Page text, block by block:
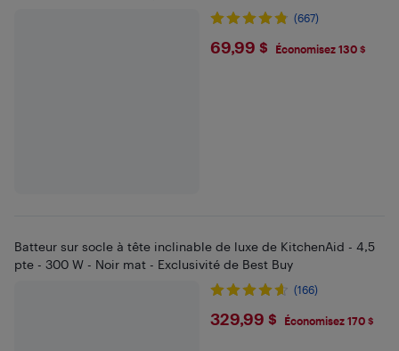
(667)
$69.99
69,99 $ Économisez 130 $
Batteur sur socle à tête inclinable de luxe de KitchenAid - 4,5
pte - 300 W - Noir mat - Exclusivité de Best Buy
(166)
$329.99
329,99 $ Économisez 170 $